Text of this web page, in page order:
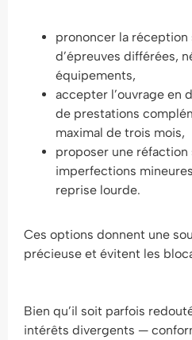
prononcer la réception
d’épreuves différées,
équipements,
accepter l’ouvrage en
de prestations
maximal de trois mois,
proposer une
imperfections
reprise lourde.
Ces options donnent une
précieuse et évitent les
Bien qu’il soit parfois
intérêts divergents —